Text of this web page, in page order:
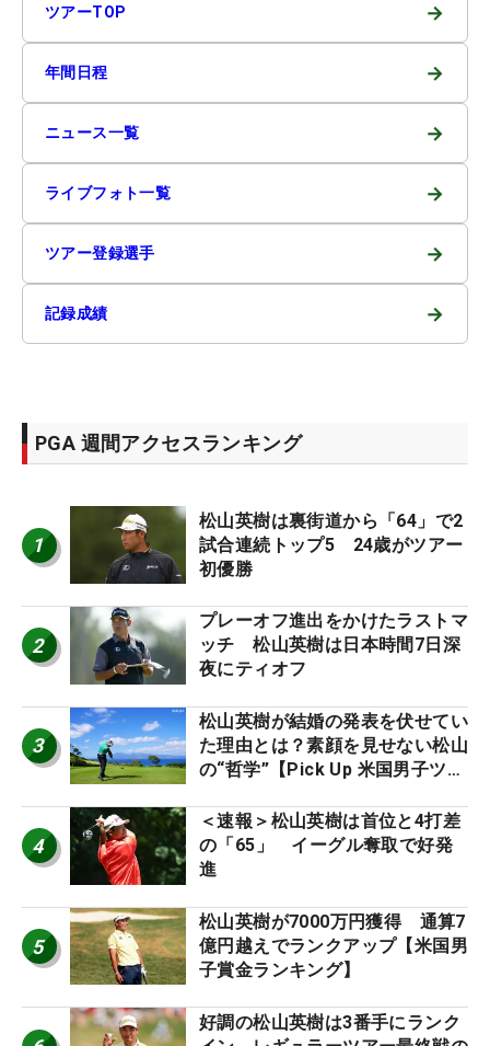
ツアーTOP →
年間日程 →
ニュース一覧 →
ライブフォト一覧 →
ツアー登録選手 →
記録成績 →
PGA 週間アクセスランキング
1
松山英樹は裏街道から「64」で2
試合連続トップ5 24歳がツアー
初優勝
2
プレーオフ進出をかけたラストマ
ッチ 松山英樹は日本時間7日深
夜にティオフ
3
松山英樹が結婚の発表を伏せてい
た理由とは？素顔を見せない松山
の“哲学”【Pick Up 米国男子ツア
4
＜速報＞松山英樹は首位と4打差
の「65」 イーグル奪取で好発
進
5
松山英樹が7000万円獲得 通算7
億円越えでランクアップ【米国男
子賞金ランキング】
好調の松山英樹は3番手にランク